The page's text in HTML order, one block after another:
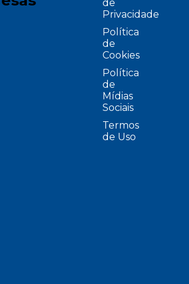
de
Privacidade
Política
de
Cookies
Política
de
Mídias
Sociais
Termos
de Uso